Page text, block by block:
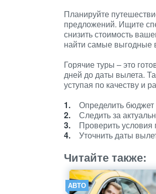
Планируйте
предложений. Ищите
снизить стоимость
найти самые выгодные
Горячие туры – это
дней до даты вылета.
уступая по качеству и
Определить
Следить за
Проверить
Уточнить даты
Читайте также:
АВТО